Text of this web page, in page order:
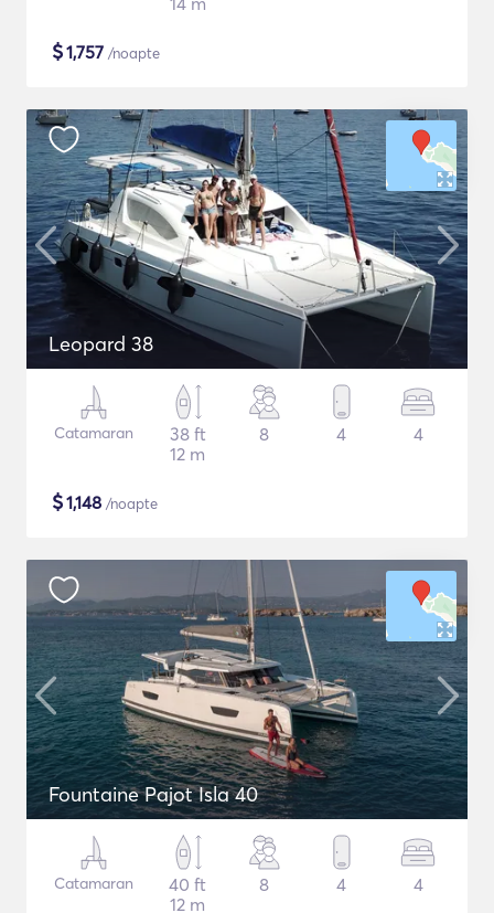
$1,757 /noapte
Leopard 38
Catamaran
38 ft
12 m
8 4 4
$1,148 /noapte
Fountaine Pajot Isla 40
Catamaran
40 ft
12 m
8 4 4